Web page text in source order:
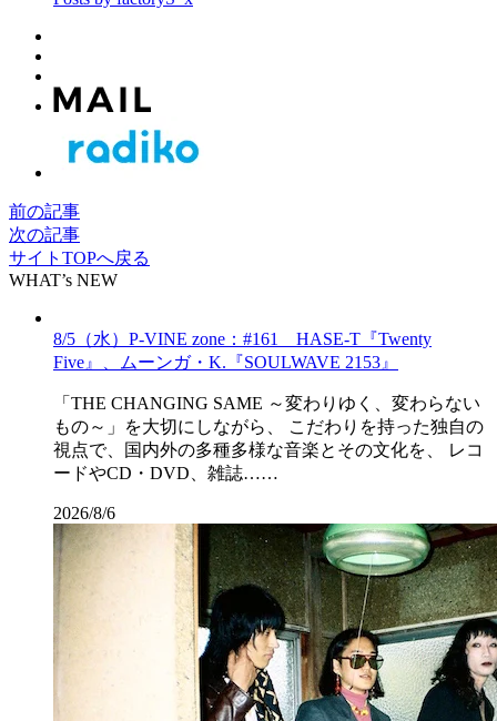
前の記事
次の記事
サイトTOPへ戻る
WHAT’s NEW
8/5（水）P-VINE zone：#161 HASE-T『Twenty
Five』、ムーンガ・K.『SOULWAVE 2153』
「THE CHANGING SAME ～変わりゆく、変わらない
もの～」を大切にしながら、 こだわりを持った独自の
視点で、国内外の多種多様な音楽とその文化を、 レコ
ードやCD・DVD、雑誌……
2026/8/6